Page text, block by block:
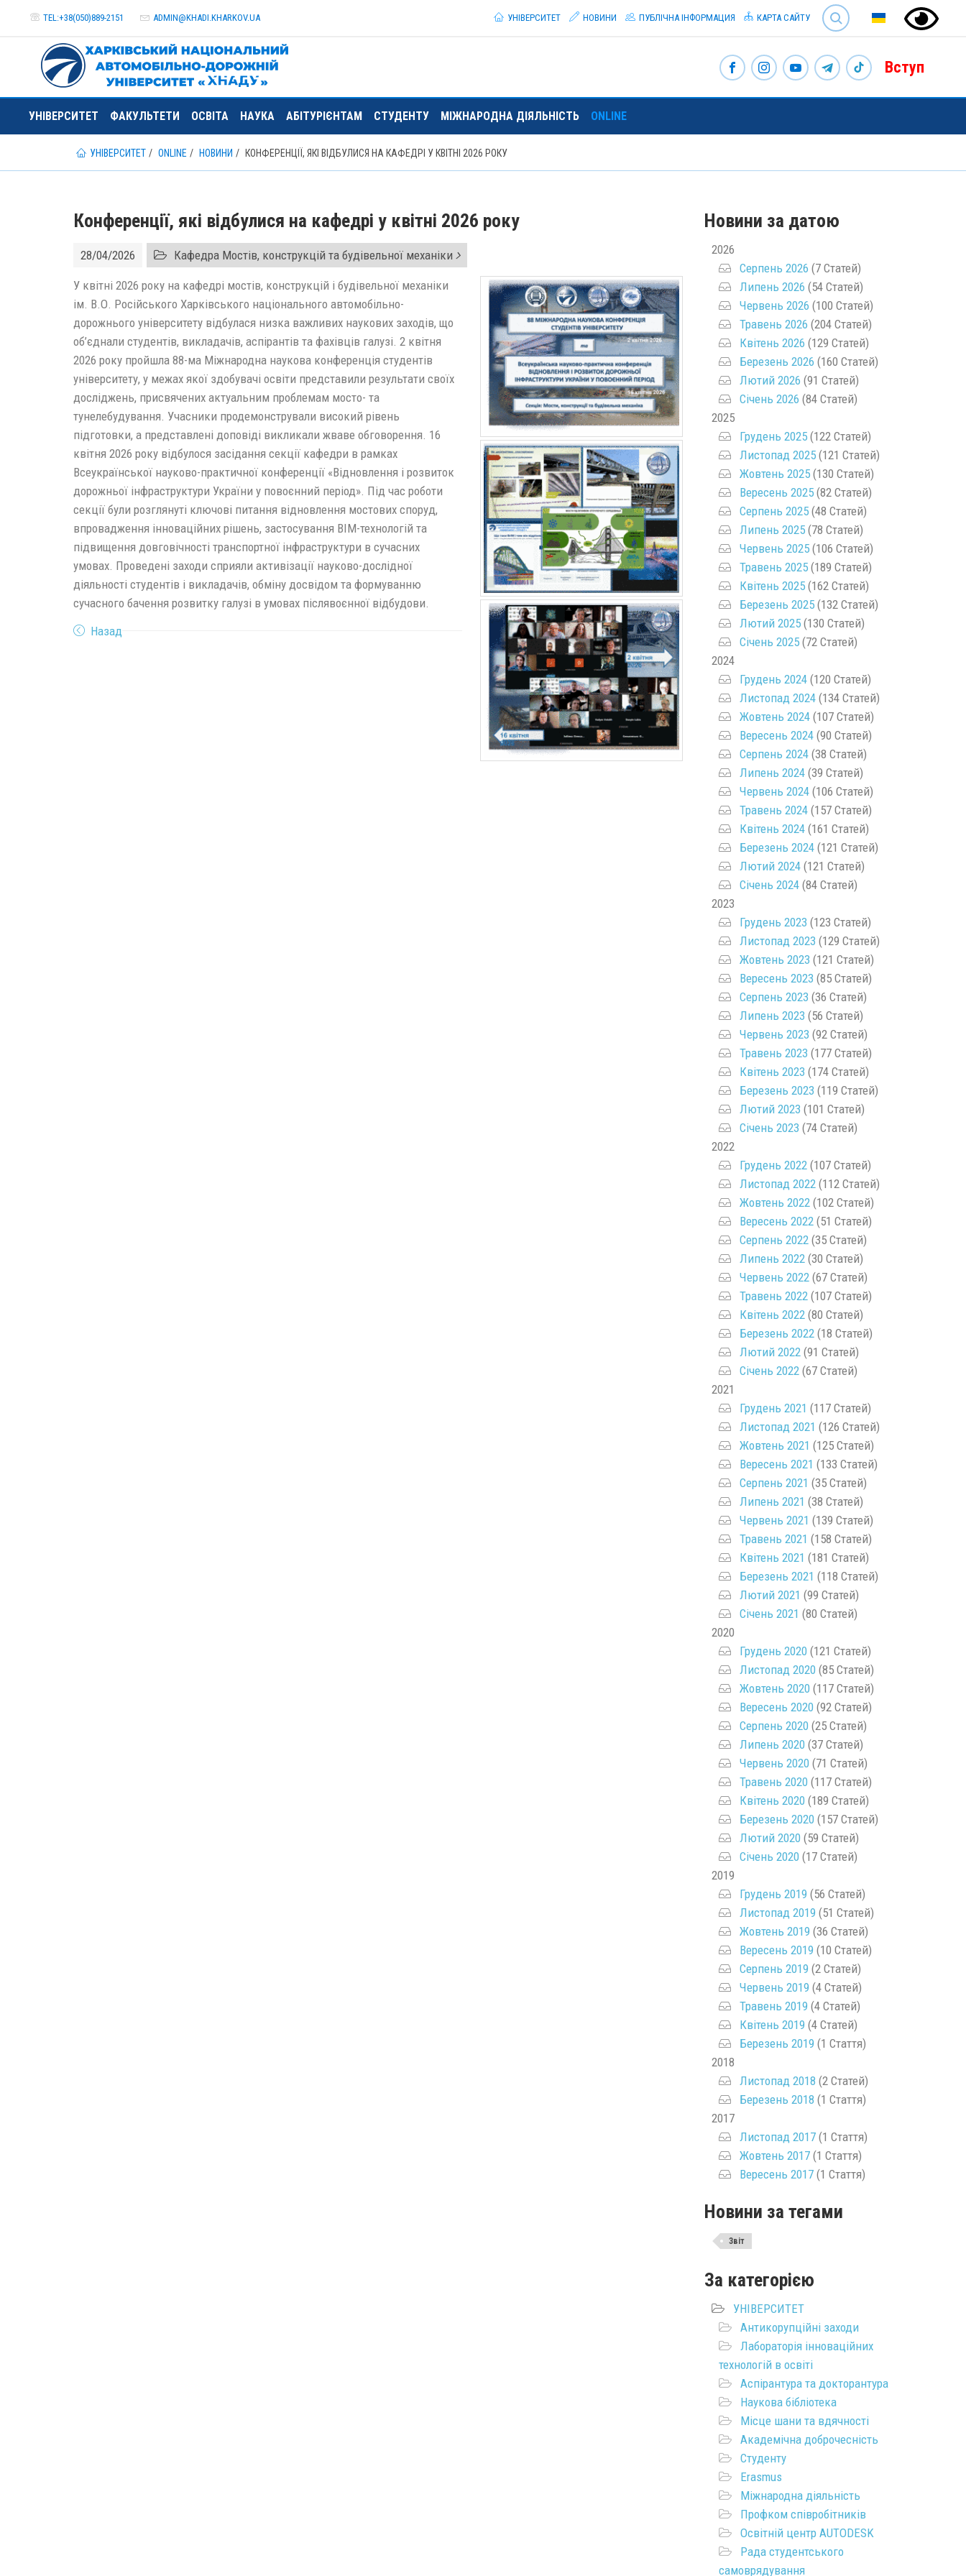
TEL:+38(050)889-2151 ADMIN@KHADI.KHARKOV.UA
SEARCH
УНІВЕРСИТЕТ
НОВИНИ ПУБЛІЧНА ІНФОРМАЦИЯ КАРТА САЙТУ
Вступ
УНІВЕРСИТЕТ ФАКУЛЬТЕТИ ОСВІТА НАУКА АБІТУРІЄНТАМ СТУДЕНТУ МІЖНАРОДНА ДІЯЛЬНІСТЬ ONLINE
УНІВЕРСИТЕТ ONLINE НОВИНИ КОНФЕРЕНЦІЇ, ЯКІ ВІДБУЛИСЯ НА КАФЕДРІ У КВІТНІ 2026 РОКУ
Конференції, які відбулися на кафедрі у квітні 2026 року
28/04/2026 Кафедра Мостів, конструкцій та будівельної механіки
У квітні 2026 року на кафедрі мостів, конструкцій і будівельної механіки
ім. В.О. Російського Харківського національного автомобільно-
дорожнього університету відбулася низка важливих наукових заходів, що
об’єднали студентів, викладачів, аспірантів та фахівців галузі. 2 квітня
2026 року пройшла 88-ма Міжнародна наукова конференція студентів
університету, у межах якої здобувачі освіти представили результати своїх
досліджень, присвячених актуальним проблемам мосто- та
тунелебудування. Учасники продемонстрували високий рівень
підготовки, а представлені доповіді викликали жваве обговорення. 16
квітня 2026 року відбулося засідання секції кафедри в рамках
Всеукраїнської науково-практичної конференції «Відновлення і розвиток
дорожньої інфраструктури України у повоєнний період». Під час роботи
секції були розглянуті ключові питання відновлення мостових споруд,
впровадження інноваційних рішень, застосування BIM-технологій та
підвищення довговічності транспортної інфраструктури в сучасних
умовах. Проведені заходи сприяли активізації науково-дослідної
діяльності студентів і викладачів, обміну досвідом та формуванню
сучасного бачення розвитку галузі в умовах післявоєнної відбудови.
Назад
Новини за датою
2026
Серпень 2026 (7 Статей)
Липень 2026 (54 Статей)
Червень 2026 (100 Статей)
Травень 2026 (204 Статей)
Квітень 2026 (129 Статей)
Березень 2026 (160 Статей)
Лютий 2026 (91 Статей)
Січень 2026 (84 Статей)
2025
Грудень 2025(122 Статей)
Листопад 2025(121 Статей)
Жовтень 2025(130 Статей)
Вересень 2025(82 Статей)
Серпень 2025(48 Статей)
Липень 2025(78 Статей)
Червень 2025(106 Статей)
Травень 2025(189 Статей)
Квітень 2025(162 Статей)
Березень 2025(132 Статей)
Лютий 2025(130 Статей)
Січень 2025(72 Статей)
2024
Грудень 2024(120 Статей)
Листопад 2024(134 Статей)
Жовтень 2024(107 Статей)
Вересень 2024(90 Статей)
Серпень 2024(38 Статей)
Липень 2024(39 Статей)
Червень 2024(106 Статей)
Травень 2024(157 Статей)
Квітень 2024(161 Статей)
Березень 2024(121 Статей)
Лютий 2024(121 Статей)
Січень 2024(84 Статей)
2023
Грудень 2023 (123 Статей)
Листопад 2023 (129 Статей)
Жовтень 2023 (121 Статей)
Вересень 2023 (85 Статей)
Серпень 2023 (36 Статей)
Липень 2023 (56 Статей)
Червень 2023 (92 Статей)
Травень 2023 (177 Статей)
Квітень 2023 (174 Статей)
Березень 2023 (119 Статей)
Лютий 2023 (101 Статей)
Січень 2023 (74 Статей)
2022
Грудень 2022(107 Статей)
Листопад 2022(112 Статей)
Жовтень 2022(102 Статей)
Вересень 2022(51 Статей)
Серпень 2022(35 Статей)
Липень 2022(30 Статей)
Червень 2022(67 Статей)
Травень 2022(107 Статей)
Квітень 2022(80 Статей)
Березень 2022(18 Статей)
Лютий 2022(91 Статей)
Січень 2022(67 Статей)
2021
Грудень 2021 (117 Статей)
Листопад 2021 (126 Статей)
Жовтень 2021 (125 Статей)
Вересень 2021 (133 Статей)
Серпень 2021 (35 Статей)
Липень 2021 (38 Статей)
Червень 2021 (139 Статей)
Травень 2021 (158 Статей)
Квітень 2021 (181 Статей)
Березень 2021 (118 Статей)
Лютий 2021 (99 Статей)
Січень 2021 (80 Статей)
2020
Грудень 2020(121 Статей)
Листопад 2020(85 Статей)
Жовтень 2020(117 Статей)
Вересень 2020(92 Статей)
Серпень 2020(25 Статей)
Липень 2020(37 Статей)
Червень 2020(71 Статей)
Травень 2020(117 Статей)
Квітень 2020(189 Статей)
Березень 2020(157 Статей)
Лютий 2020(59 Статей)
Січень 2020(17 Статей)
2019
Грудень 2019 (56 Статей)
Листопад 2019 (51 Статей)
Жовтень 2019 (36 Статей)
Вересень 2019 (10 Статей)
Серпень 2019 (2 Статей)
Червень 2019 (4 Статей)
Травень 2019 (4 Статей)
Квітень 2019 (4 Статей)
Березень 2019 (1 Стаття)
2018
Листопад 2018 (2 Статей)
Березень 2018 (1 Стаття)
2017
Листопад 2017(1 Стаття)
Жовтень 2017(1 Стаття)
Вересень 2017(1 Стаття)
Новини за тегами
Звіт
За категорією
УНІВЕРСИТЕТ
Антикорупційні заходи
Лабораторія інноваційних
технологій в освіті
Аспірантура та докторантура
Наукова бібліотека
Місце шани та вдячності
Академічна доброчесність
Студенту
Erasmus
Міжнародна діяльність
Профком співробітників
Освітній центр AUTODESK
Рада студентського
самоврядування